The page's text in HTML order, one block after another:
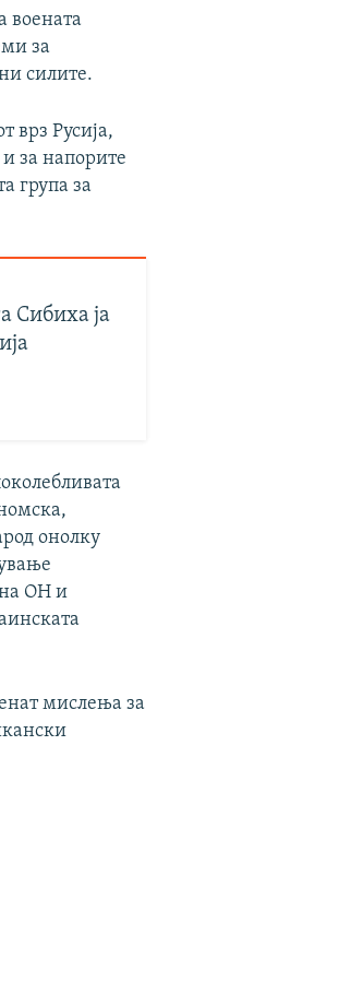
воената
за
силите.
врз Русија,
за напорите
група за
Сибиха ја
онолку
ОН и
мислења за